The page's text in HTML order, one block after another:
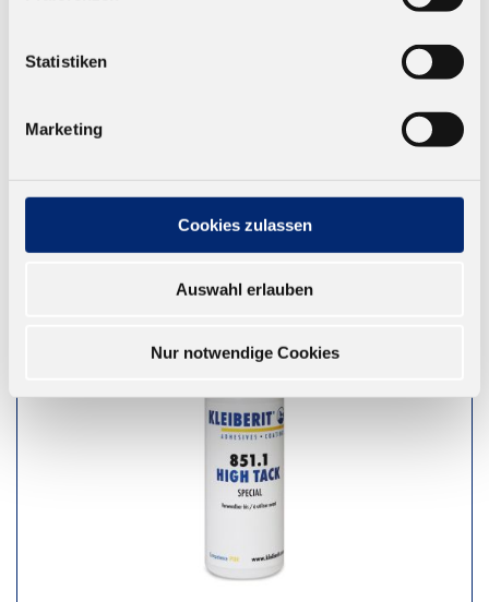
Statistiken
Marketing
Cookies zulassen
Auswahl erlauben
Nur notwendige Cookies
Dünnflüssige schnellhärtende Variante für
Ab 11,75 € zzgl. MwSt.
ZUM WARENKORB